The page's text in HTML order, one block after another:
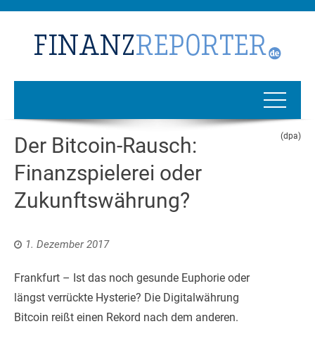
Der Bitcoin-Rausch:
Finanzspielerei oder
Zukunftswährung?
(dpa)
1. Dezember 2017
Frankfurt – Ist das noch gesunde Euphorie oder
längst verrückte Hysterie? Die Digitalwährung
Bitcoin reißt einen Rekord nach dem anderen.